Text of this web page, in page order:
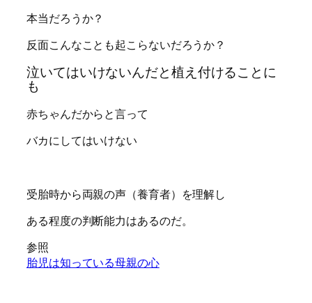
本当だろうか？
反面こんなことも起こらないだろうか？
泣いてはいけないんだと植え付けることに
も
赤ちゃんだからと言って
バカにしてはいけない
受胎時から両親の声（養育者）を理解し
ある程度の判断能力はあるのだ。
参照
胎児は知っている母親の心